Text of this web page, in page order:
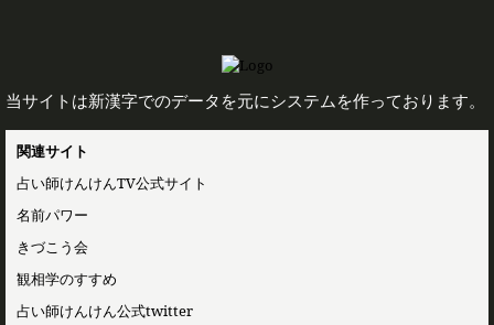
当サイトは新漢字でのデータを元にシステムを作っております。
関連サイト
占い師けんけんTV公式サイト
名前パワー
きづこう会
観相学のすすめ
占い師けんけん公式twitter